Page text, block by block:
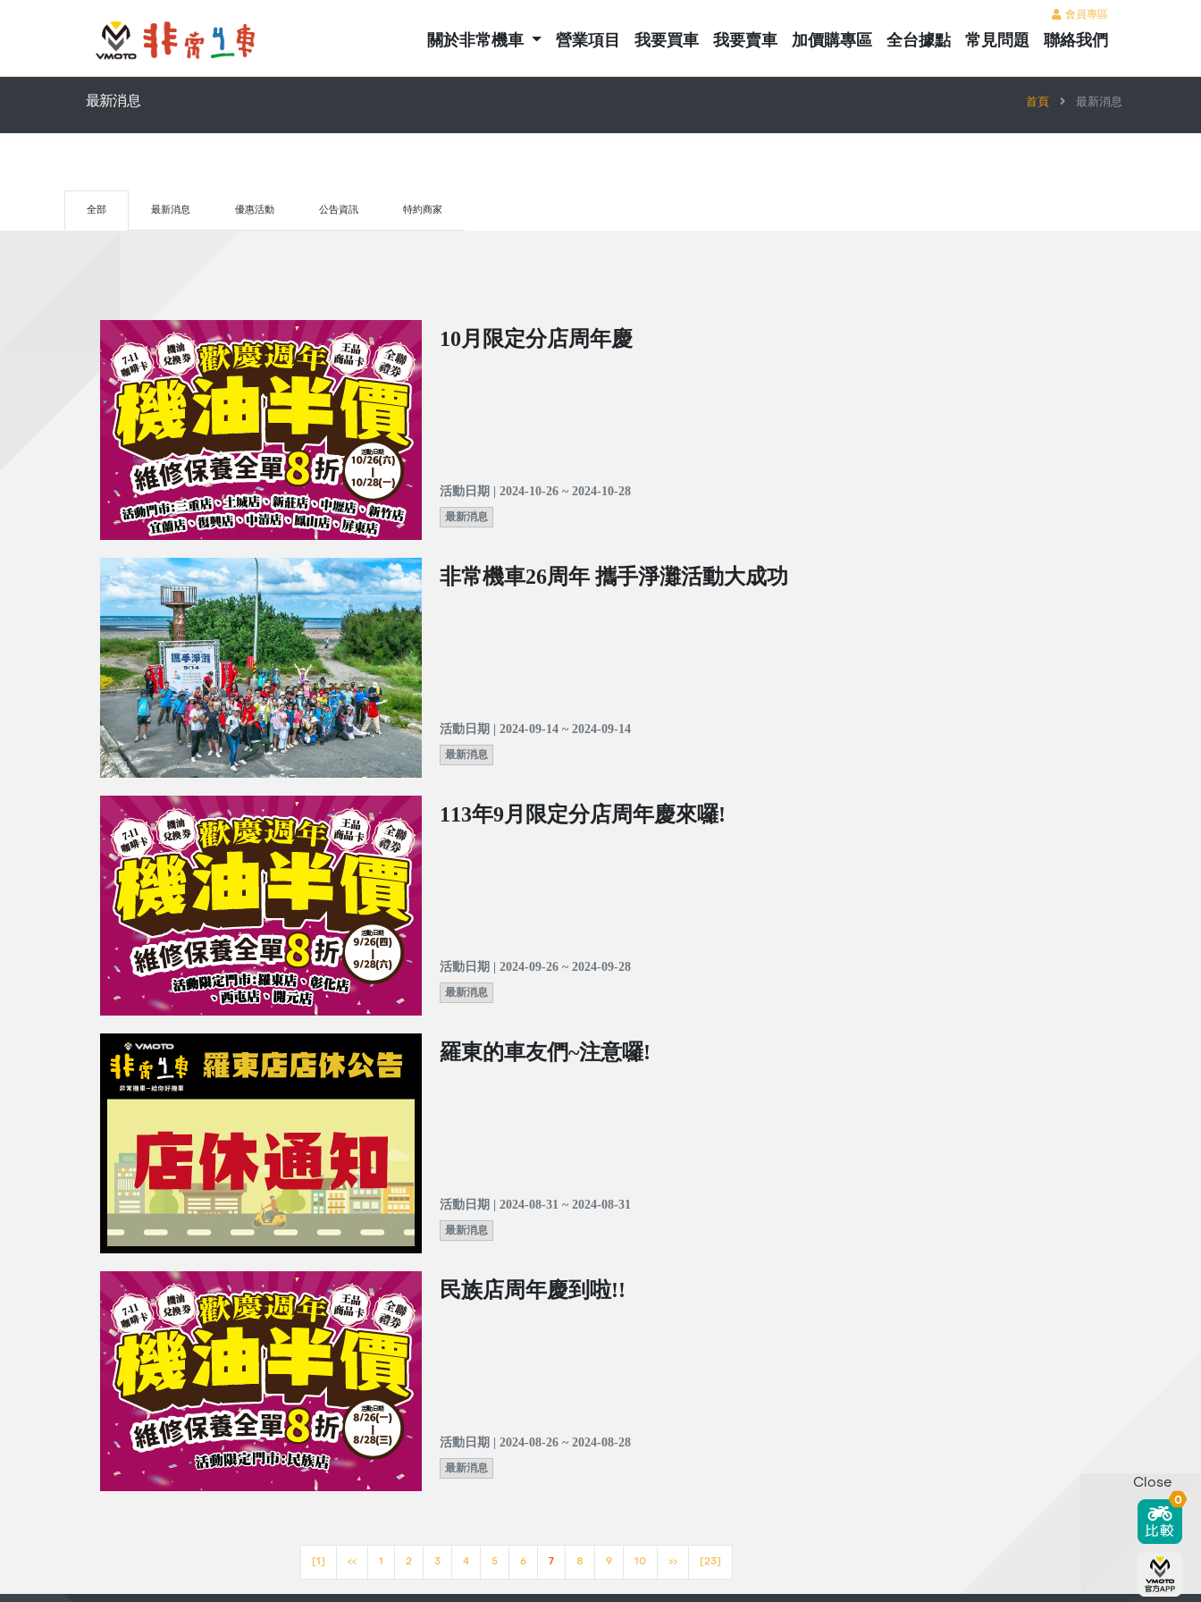
會員專區
關於非常機車 營業項目 我要買車 我要賣車 加價購專區 全台據點 常見問題 聯絡我們
最新消息 首頁 最新消息
全部 最新消息 優惠活動 公告資訊 特約商家
10月限定分店周年慶
活動日期 | 2024-10-26 ~ 2024-10-28
最新消息
非常機車26周年 攜手淨灘活動大成功
活動日期 | 2024-09-14 ~ 2024-09-14
最新消息
113年9月限定分店周年慶來囉!
活動日期 | 2024-09-26 ~ 2024-09-28
最新消息
羅東的車友們~注意囉!
活動日期 | 2024-08-31 ~ 2024-08-31
最新消息
民族店周年慶到啦!!
活動日期 | 2024-08-26 ~ 2024-08-28
最新消息
[1] << 1 2 3 4 5 6 7 8 9 10 >> [23]
Close
0